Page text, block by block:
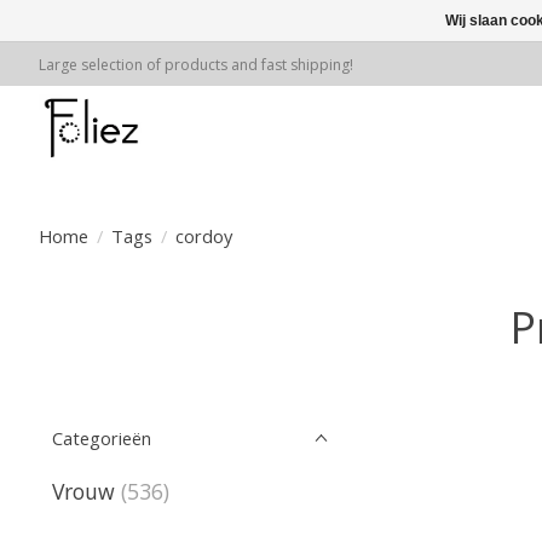
Large selection of products and fast shipping!
Home / Tags / cordoy
Categorieën
Vrouw (536)
Wij slaan